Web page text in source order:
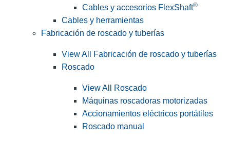
Cables y accesorios FlexShaft®
Cables y herramientas
Fabricación de roscado y tuberías
View All Fabricación de roscado y tuberías
Roscado
View All Roscado
Máquinas roscadoras motorizadas
Accionamientos eléctricos portátiles
Roscado manual